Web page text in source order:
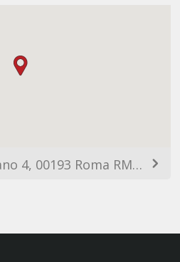
Via Properzio, 5/Piano 4, 00193 Roma RM, Italy